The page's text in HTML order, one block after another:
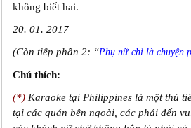
không biết hai.
20. 01. 2017
(Còn tiếp phần 2: “Phụ nữ chỉ là chuyện
Chú thích:
(*)Karaoke tại Philippines là một thú
tại các quán bên ngoài, các phái đến